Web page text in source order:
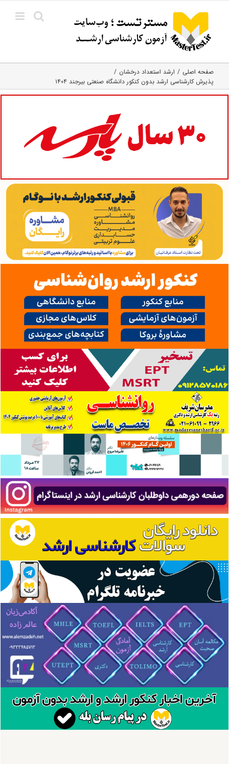
content
صفحه اصلی
ارشد استعداد درخشان
پذیرش کارشناسی ارشد بدون کنکور دانشگاه صنعتی بیرجند ۱۴۰۴